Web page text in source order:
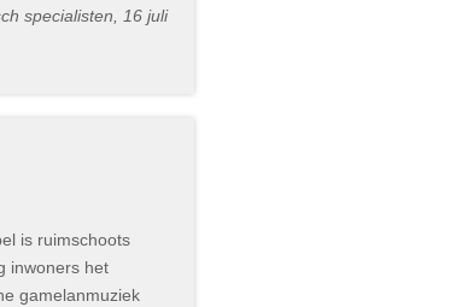
specialisten, 16 juli
is ruimschoots
inwoners het
gamelanmuziek